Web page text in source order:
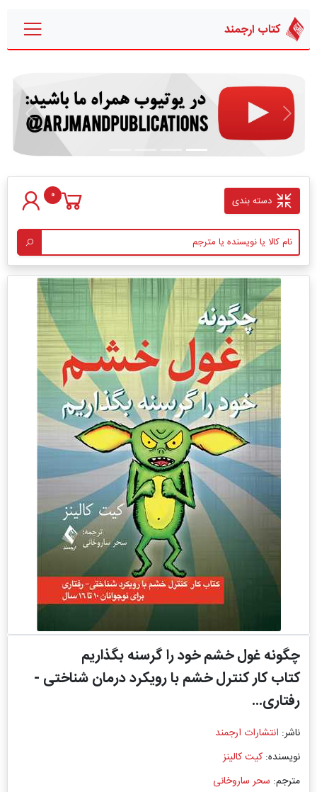
کتاب ارجمند
قبلی بعدی
دسته بندی 0
چگونه غول خشم خود را گرسنه بگذاریم
کتاب کار کنترل خشم با رویکرد درمان شناختی -
رفتاری...
ناشر: انتشارات ارجمند
نویسنده: کیت کالینز
مترجم: سحر ساروخانی